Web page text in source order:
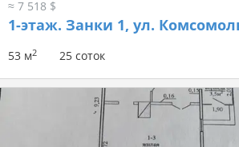
≈ 7 518 $
1-этаж. Занки 1, ул.
53 м2 25 соток